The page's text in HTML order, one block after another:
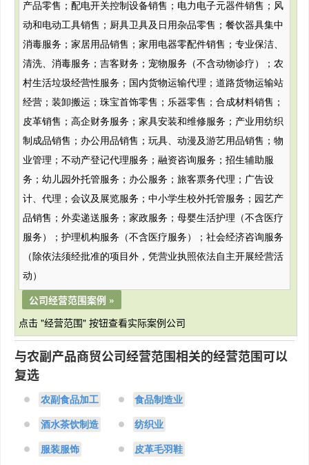
产品零售；配电开关控制设备销售；电力电子元器件销售；风
动和电动工具销售；厨具卫具及日用杂品零售；餐饮器具集中
消毒服务；家居用品销售；家用电器零配件销售；专业保洁、
清洗、消毒服务；吉客财务；宠物服务（不含动物诊疗）；农
村生活垃圾经营性服务；国内货物运输代理；道路货物运输站
经营；装卸搬运；珠宝首饰零售；乐器零售；合成材料销售；
皮革销售；高企财务服务；家具安装和维修服务；产业用纺织
制成品销售；办公用品销售；玩具、动漫及游艺用品销售；物
业管理；不动产登记代理服务；融资咨询服务；招生辅助服
务；幼儿园外托管服务；办公服务；旅客票务代理；广告设
计、代理；会议及展览服务；中小学生校外托管服务；园艺产
品销售；外卖递送服务；家政服务；母婴生活护理（不含医疗
服务）；护理机构服务（不含医疗服务）；社会经济咨询服务
（除依法须经批准的项目外，凭营业执照依法自主开展经营活
动）
公司经营范围案例 »
点击 "经营范围" 按钮查看实际案例公司
与农副产品商贸公司经营范围相关的经营范围可以
复选
农副食品加工 食品制造业
酒水茶饮制造 纺织业
服装服饰 皮革毛羽鞋